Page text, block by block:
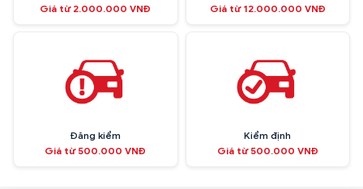
Giá từ 2.000.000 VNĐ
Giá từ 12.000.000 VNĐ
Đăng kiểm
Giá từ 500.000 VNĐ
Kiểm định
Giá từ 500.000 VNĐ